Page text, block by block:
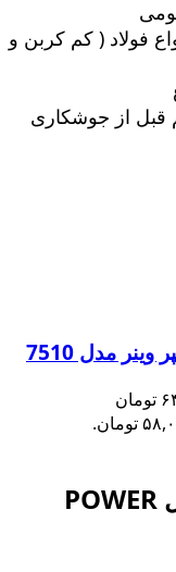
فولاد ( کم کربن و
قبل از جوشکاری
قیمت اصلی: ۶۴,۴۵۰,۰۰۰ تومان
مشخصات دستگاه جوش مدل POWER